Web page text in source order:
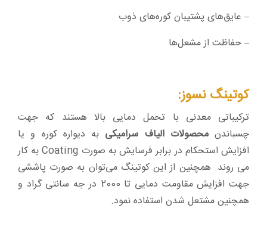
– عایق‌های پشتیبان کوره‌های ذوب
– حفاظت از مشعل‌ها
کوتینگ نسوز:
ترکیباتی معدنی با تحمل دمایی بالا هستند که جهت
چسباندنمحصولات الیاف سرامیکی به دیواره کوره و یا
افزایش استحکام در برابر فرسایش به صورت Coating به کار
می روند. همچنین از این کوتینگ می‌توان به صورت پاششی
جهت افزایش مقاومت دمایی تا 2000 در جه سانتی گراد و
همچنین مشتعل شدن استفاده نمود.